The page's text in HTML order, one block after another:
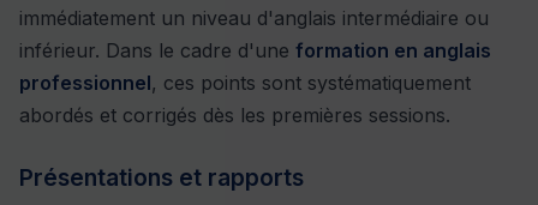
immédiatement un niveau d'anglais intermédiaire ou
inférieur. Dans le cadre d'une formation en anglais
professionnel, ces points sont systématiquement
abordés et corrigés dès les premières sessions.
Présentations et rapports